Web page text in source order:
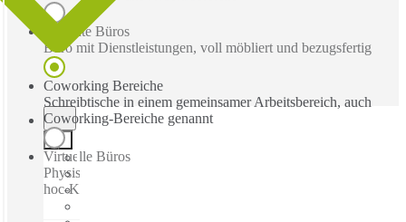
Betreute Büros
Büro mit Dienstleistungen, voll möbliert und bezugsfertig
Coworking Bereiche
Schreibtische in einem gemeinsamer Arbeitsbereich, auch
Coworking-Bereiche genannt
Virtuelle Büros
Physische Geschäftsadresse mit Post-, Empfangs- und Ad-
hoc-Konferenzräume